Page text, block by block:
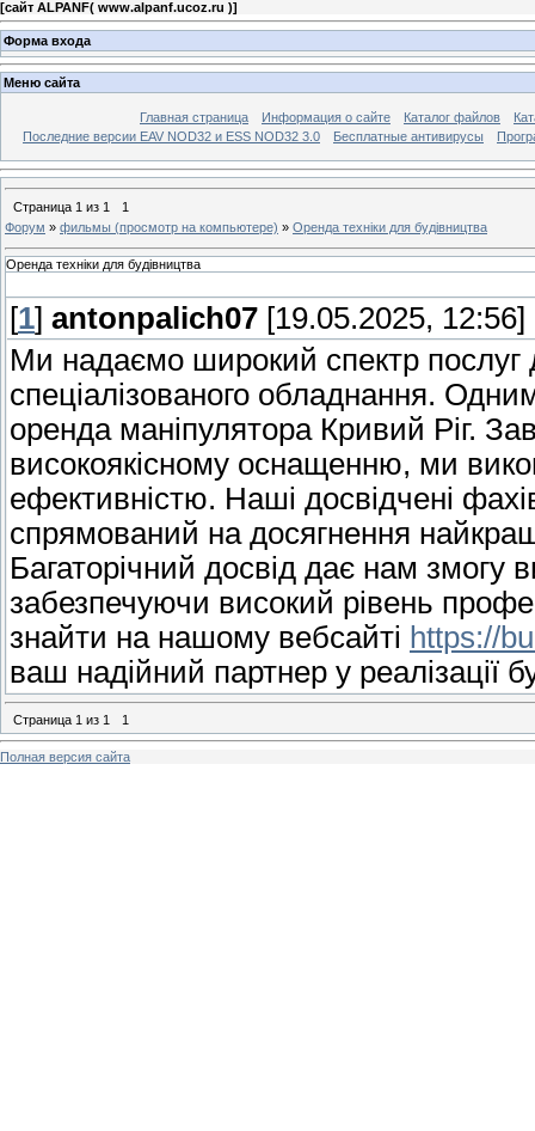
[сайт ALPANF( www.alpanf.ucoz.ru )]
Форма входа
Меню сайта
Главная страница Информация о сайте Каталог файлов
Последние версии EAV NOD32 и ESS NOD32 3.0
Бесплатные антивирусы
Страница 1 из 1
1
Форум » фильмы (просмотр на компьютере) » Оренда техніки для будівництва
Оренда техніки для будівництва
[1] antonpalich07 [19.05.2025, 12:56]
Ми надаємо широкий спектр
спеціалізованого обладнання.
оренда маніпулятора Кривий Ріг.
високоякісному оснащенню, ми
ефективністю. Наші досвідчені
спрямований на досягнення
Багаторічний досвід дає нам змогу
забезпечуючи високий рівень
знайти на нашому вебсайті https://
ваш надійний партнер у реалізації
Страница 1 из 1 1
Полная версия сайта